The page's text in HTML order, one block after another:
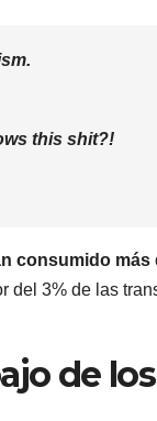
this shit?!
consumido más
del 3% de las
de